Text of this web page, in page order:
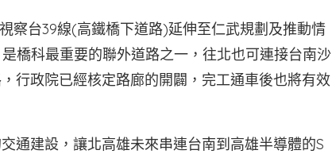
察台39線(高鐵橋下道路)延伸至仁武規劃及推動情
橋科最重要的聯外道路之一，往北也可連接台南沙
行政院已經核定路廊的開闢，完工通車後也將有效
通建設，讓北高雄未來串連台南到高雄半導體的S